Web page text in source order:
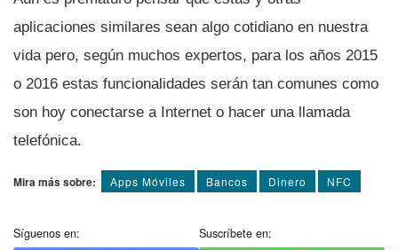
aplicaciones similares sean algo cotidiano en nuestra
vida pero, según muchos expertos, para los años 2015
o 2016 estas funcionalidades serán tan comunes como
son hoy conectarse a Internet o hacer una llamada
telefónica.
Mira más sobre: Apps Móviles Bancos Dinero NFC
Síguenos en: Suscríbete en: